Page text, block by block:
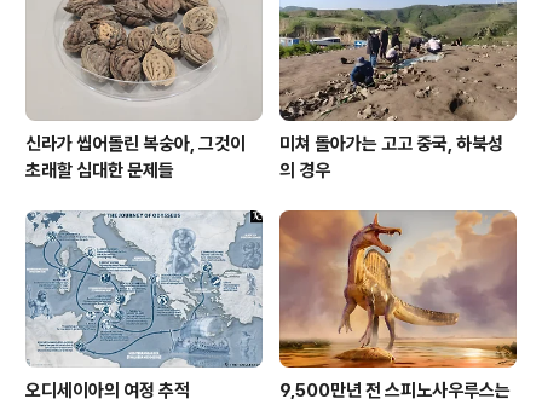
신라가 씹어돌린 복숭아, 그것이
초래할 심대한 문제들
미쳐 돌아가는 고고 중국, 하북성
의 경우
오디세이아의 여정 추적
9,500만년 전 스피노사우루스는